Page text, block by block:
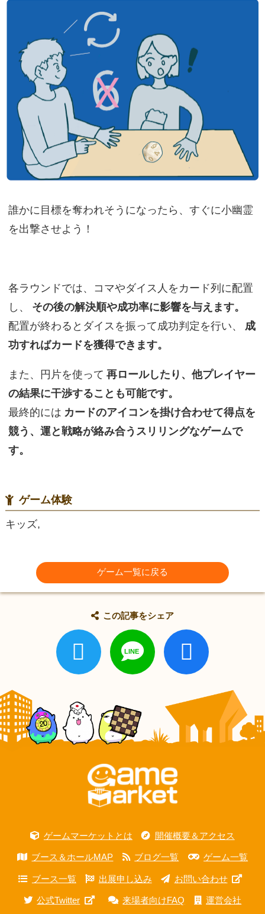
誰かに目標を奪われそうになったら、すぐに小幽霊
を出撃させよう！
各ラウンドでは、コマやダイス人をカード列に配置
し、
その後の解決順や成功率に影響を与えます。
配置が終わるとダイスを振って成功判定を行い、
成
功すればカードを獲得できます。
また、円片を使って 再ロールしたり、他プレイヤー
の結果に干渉することも可能です。
最終的には カードのアイコンを掛け合わせて得点を
競う、運と戦略が絡み合うスリリングなゲームで
す。
ゲーム体験
キッズ,
ゲーム一覧に戻る
この記事をシェア
ゲームマーケットとは 開催概要＆アクセス
ブース＆ホールMAP ブログ一覧 ゲーム一覧
ブース一覧 出展申し込み お問い合わせ
公式Twitter 来場者向けFAQ 運営会社